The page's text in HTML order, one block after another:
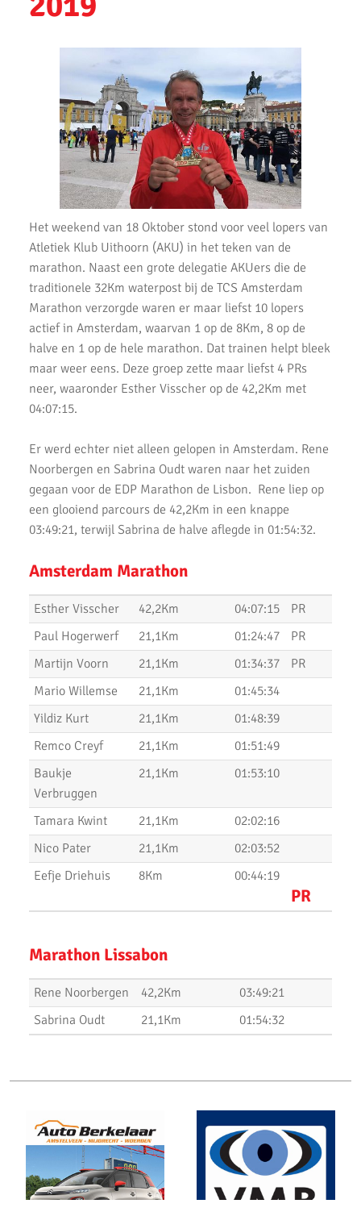
Uithoorns Mooiste de Loop 2023 weer geweldig loopfeest
Zilveren Turfloop 2022
Wijnmarathon met AKU
Uitslagen Omloop van Noordwijkerhout 2022
Uitslagen Uithoorns Mooiste 2022
Uitslagen Weekend 09 April 2022
Uitslagen Weekend 2 April 2022
Uitslagen Weekend 27 Maart 2022
Uitslagen Weekend 20 Maart 2022
AKU lopers beginnen wedstrijden weer te vinden
Uitslagen 21 November 2021
Top Prestaties AKU op Marathon & Triathlon
6 nieuwe club records op 1 avond
Uitslagen 3000m & 5000m Test
Uitslagen 12 Minuten Test (Februari 2021)
Marathon van Uithoorn 2020
AKU 10K Tijdloop
AKU Kipchoge Challenge 2020
Uitslagen 1 maart 2020
Uitslagen Bosdijkloop 2020
Uitslagen Midwinter Marathon Apeldoorn 2020
Uitslagen Uithoorns Mooiste 2020
Uithoorns Mooiste, een prachtig loopfestijn!
Uitslagen Weekend 17 Januari 2020
Kerstloop 2019
Uitslagen Weekend 15 December 2019
Pepernoten Run 2019
Uitslagen 30e RunX Haarlem Cross Circuit
Marathon Weekend 2019
Lopersweeked 2019
Het weekend van 18 Oktober stond voor veel lopers van
Atletiek Klub Uithoorn (AKU) in het teken van de
marathon. Naast een grote delegatie AKUers die de
traditionele 32Km waterpost bij de TCS Amsterdam
Marathon verzorgde waren er maar liefst 10 lopers
actief in Amsterdam, waarvan 1 op de 8Km, 8 op de
halve en 1 op de hele marathon. Dat trainen helpt bleek
maar weer eens. Deze groep zette maar liefst 4 PRs
neer, waaronder Esther Visscher op de 42,2Km met
04:07:15.
Er werd echter niet alleen gelopen in Amsterdam. Rene
Noorbergen en Sabrina Oudt waren naar het zuiden
gegaan voor de EDP Marathon de Lisbon. Rene liep op
een glooiend parcours de 42,2Km in een knappe
03:49:21, terwijl Sabrina de halve aflegde in 01:54:32.
Amsterdam Marathon
Esther Visscher 42,2Km 04:07:15
PR
Paul Hogerwerf
21,1Km 01:24:47
PR
Martijn Voorn
21,1Km 01:34:37
PR
Mario Willemse
21,1Km
01:45:34
Yildiz Kurt
21,1Km
01:48:39
Remco Creyf
21,1Km
01:51:49
Baukje
Verbruggen
21,1Km 01:53:10
Tamara Kwint 21,1Km
02:02:16
Nico Pater
21,1Km
02:03:52
Eefje Driehuis
8Km 00:44:19
PR
Marathon Lissabon
Rene Noorbergen 42,2Km
03:49:21
Sabrina Oudt
21,1Km 01:54:32